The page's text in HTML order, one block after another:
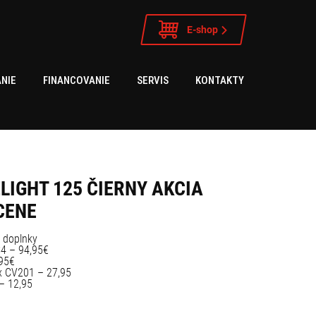
E-shop
FINANCOVANIE SERVIS KONTAKTY
125 ČIERNY AKCIA
doplnky
– 94,95€
CV201 – 27,95
12,95